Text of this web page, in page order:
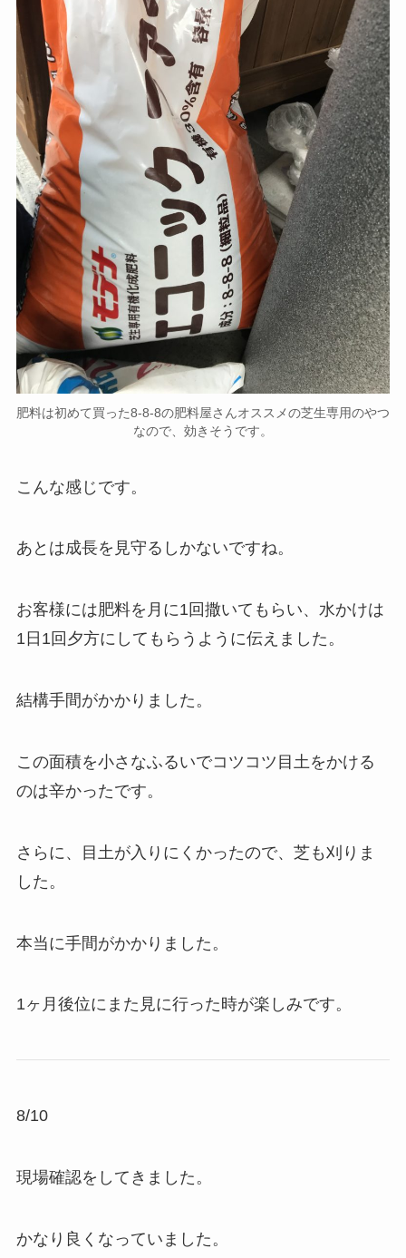
肥料は初めて買った8-8-8の肥料屋さんオススメの芝生専用のやつ
なので、効きそうです。
こんな感じです。
あとは成長を見守るしかないですね。
お客様には肥料を月に1回撒いてもらい、水かけは
1日1回夕方にしてもらうように伝えました。
結構手間がかかりました。
この面積を小さなふるいでコツコツ目土をかける
のは辛かったです。
さらに、目土が入りにくかったので、芝も刈りま
した。
本当に手間がかかりました。
1ヶ月後位にまた見に行った時が楽しみです。
8/10
現場確認をしてきました。
かなり良くなっていました。